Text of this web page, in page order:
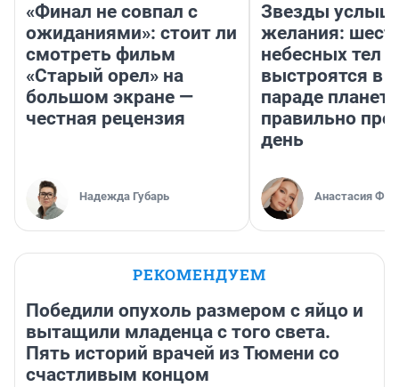
«Финал не совпал с
ожиданиями»: стоит ли
смотреть фильм
«Старый орел» на
большом экране —
честная рецензия
Надежда Губарь
Звезды
желания:
небесных тел
выстроятся в
параде планет
правильно
день
Анастасия
РЕКОМЕНДУЕМ
Победили опухоль размером с яйцо и
вытащили младенца с того света.
Пять историй врачей из Тюмени со
счастливым концом